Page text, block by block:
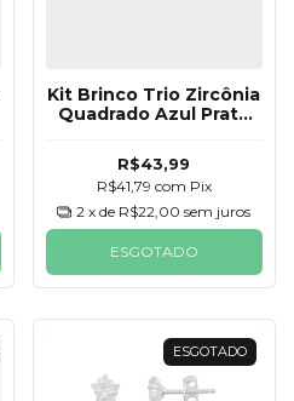
Kit Brinco Trio Zircônia
Quadrado Azul Prata
R$43,99
R$41,79 com Pix
2 x de R$22,00 sem juros
ESGOTADO
ESGOTADO